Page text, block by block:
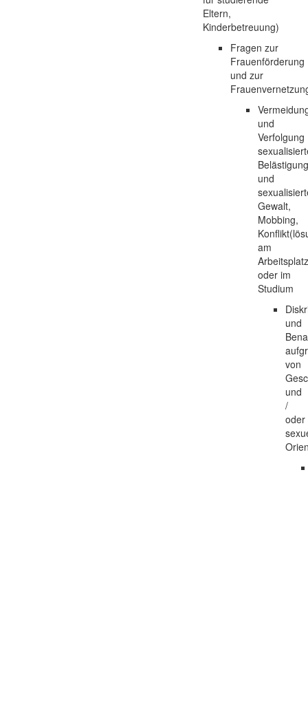
Eltern,
Kinderbetreuung)
Fragen zur
Frauenförderung
und zur
und
Verfolgung
Belästigung
und
Gewalt,
Mobbing,
am
Arbeitsplatz
oder im
Studium
und
von
und
/
oder